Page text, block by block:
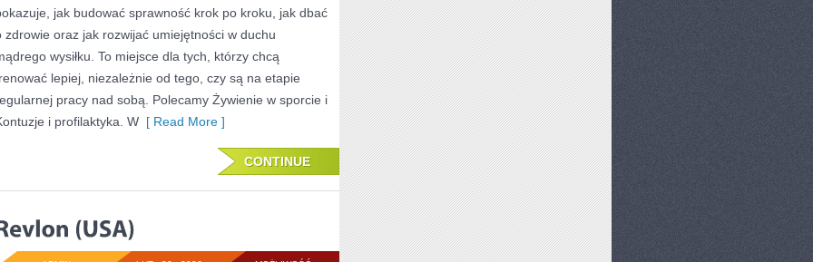
jak budować sprawność krok po kroku, jak dbać
zdrowie oraz jak rozwijać umiejętności w duchu
wysiłku. To miejsce dla tych, którzy chcą
lepiej, niezależnie od tego, czy są na etapie
pracy nad sobą. Polecamy Żywienie w sporcie i
i profilaktyka. W [ Read More ]
CONTINUE